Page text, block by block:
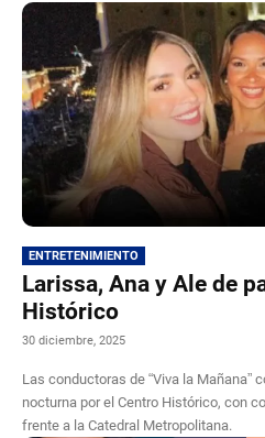
ENTRETENIMIENTO
Larissa, Ana y Ale de
Histórico
30 diciembre, 2025
Las conductoras de “Viva la Mañana”
nocturna por el Centro Histórico, con
frente a la Catedral Metropolitana.